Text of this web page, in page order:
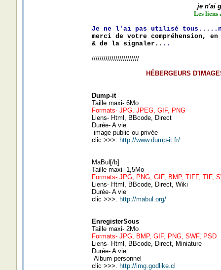
je n'ai
Les liens
Je ne l'ai pas utilisé
merci de votre compréhension, en
& de la signaler.. ..
////////////////////////
HÉBERGEURS
Dump-it
Taille maxi- 6Mo
Formats- JPG, JPEG, GIF, PNG
Liens- Html, BBcode, Direct
Durée- A vie
image public ou privée
clic >>>. http://www.dump-it.fr/
MaBul[/b]
Taille maxi- 1,5Mo
Formats- JPG, PNG, GIF, BMP, TIFF, TIF,
Liens- Html, BBcode, Direct, Wiki
Durée- A vie
clic >>>. http://mabul.org/
EnregisterSous
Taille maxi- 2Mo
Formats- JPG, BMP, GIF, PNG, SWF, PSD
Liens- Html, BBcode, Direct, Miniature
Durée- A vie
Album personnel
clic >>>. http://img.godlike.cl